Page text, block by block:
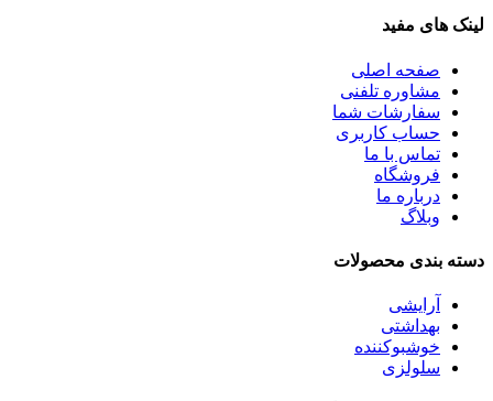
لینک های مفید
صفحه اصلی
مشاوره تلفنی
سفارشات شما
حساب کاربری
تماس با ما
فروشگاه
درباره ما
وبلاگ
دسته بندی محصولات
آرایشی
بهداشتی
خوشبوکننده
سلولزی